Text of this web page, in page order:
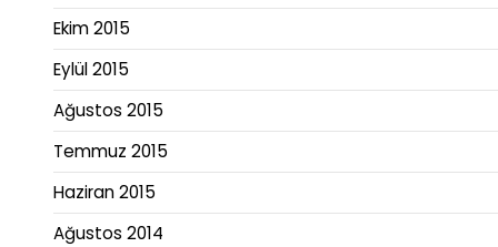
Ekim 2015
Eylül 2015
Ağustos 2015
Temmuz 2015
Haziran 2015
Ağustos 2014